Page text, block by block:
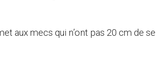
aux mecs qui n’ont pas 20 cm de se